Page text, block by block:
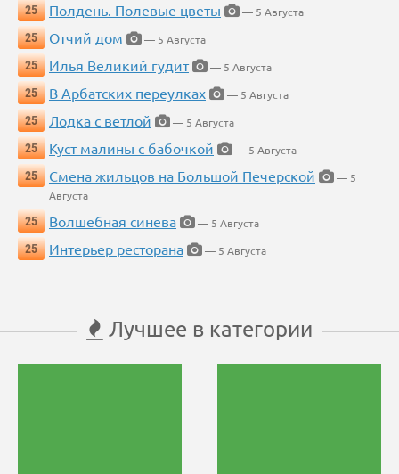
25
Полдень. Полевые цветы
— 5 Августа
25
Отчий дом
— 5 Августа
25
Илья Великий гудит
— 5 Августа
25
В Арбатских переулках
— 5 Августа
25
Лодка с ветлой
— 5 Августа
25
Куст малины с бабочкой
— 5 Августа
25
Смена жильцов на Большой Печерской
— 5
Августа
25
Волшебная синева
— 5 Августа
25
Интерьер ресторана — 5 Августа
Лучшее в категории